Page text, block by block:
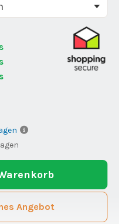
Angebot